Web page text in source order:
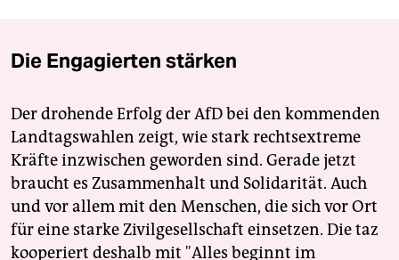
Die Engagierten stärken
Der drohende Erfolg der AfD bei den kommenden
Landtagswahlen zeigt, wie stark rechtsextreme
Kräfte inzwischen geworden sind. Gerade jetzt
braucht es Zusammenhalt und Solidarität. Auch
und vor allem mit den Menschen, die sich vor Ort
für eine starke Zivilgesellschaft einsetzen. Die taz
kooperiert deshalb mit "Alles beginnt im